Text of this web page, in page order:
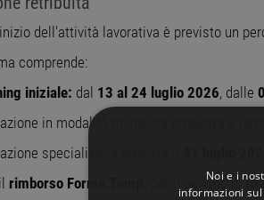
dell'attività lavorativa è previsto un
comprende:
iniziale: dal 13 al 24 luglio 2026, dalle
in modalità mista, tra presenza e
specialistica prevista il
rimborso Forma.Temp. per il periodo di
Noi e i
informazioni